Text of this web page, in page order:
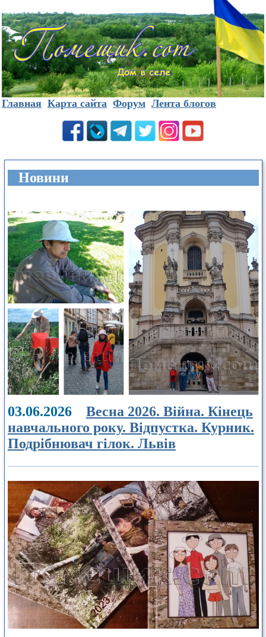
Главная Карта сайта Форум Лента блогов
Новини
03.06.2026 Весна 2026. Війна. Кінець
навчального року. Відпустка. Курник.
Подрібнювач гілок. Львів